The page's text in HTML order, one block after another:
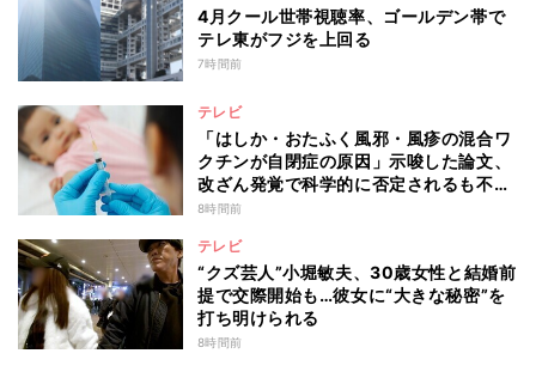
4月クール世帯視聴率、ゴールデン帯で
テレ東がフジを上回る
7時間前
テレビ
「はしか・おたふく風邪・風疹の混合ワ
クチンが自閉症の原因」示唆した論文、
改ざん発覚で科学的に否定されるも不安
消えず…科学者たちの反証はなぜ届かな
8時間前
テレビ
“クズ芸人”小堀敏夫、30歳女性と結婚前
提で交際開始も…彼女に“大きな秘密”を
打ち明けられる
8時間前